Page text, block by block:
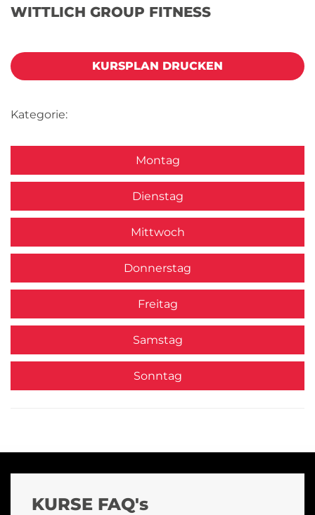
WITTLICH GROUP FITNESS
KURSPLAN DRUCKEN
Kategorie:
Montag
Dienstag
Mittwoch
Donnerstag
Freitag
Samstag
Sonntag
KURSE FAQ's